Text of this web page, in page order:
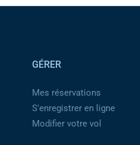
GÉRER
Mes réservations
S'enregistrer en ligne
Modifier votre vol